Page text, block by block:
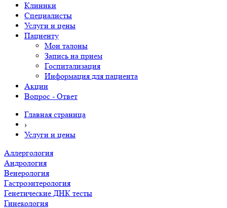
Клиники
Специалисты
Услуги и цены
Пациенту
Мои талоны
Запись на прием
Госпитализация
Информация для пациента
Акции
Вопрос - Ответ
Главная страница
›
Услуги и цены
Аллергология
Андрология
Венерология
Гастроэнтерология
Генетические ДНК тесты
Гинекология